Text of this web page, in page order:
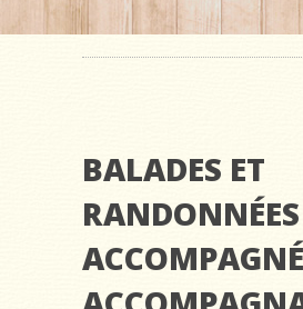
BALADES ET
RANDONNÉES